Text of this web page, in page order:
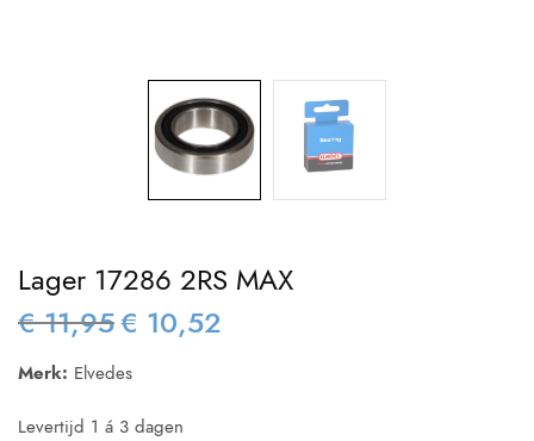
Lager 17286 2RS MAX
€11,95 Oorspronkelijke
€ 11,95.
€ 10,52
Merk: Elvedes
Levertijd 1 á 3 dagen